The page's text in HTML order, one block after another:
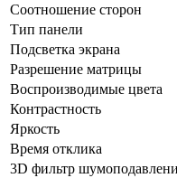
Соотношение сторон
Тип панели
Подсветка экрана
Разрешение матрицы
Воспроизводимые цвета
Контрастность
Яркость
Время отклика
3D фильтр